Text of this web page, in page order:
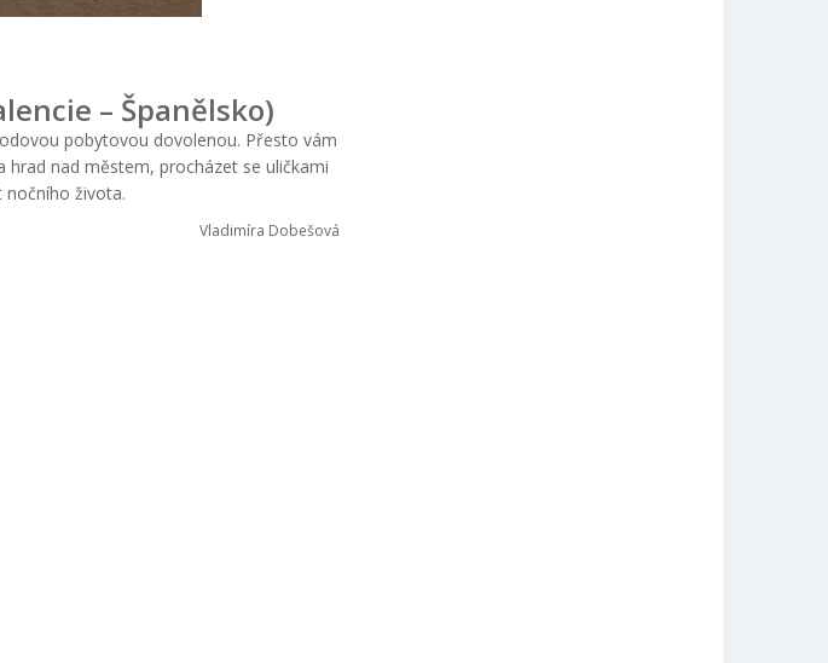
– Španělsko)
pobytovou dovolenou. Přesto vám
nad městem, procházet se uličkami
života.
Vladimíra Dobešová